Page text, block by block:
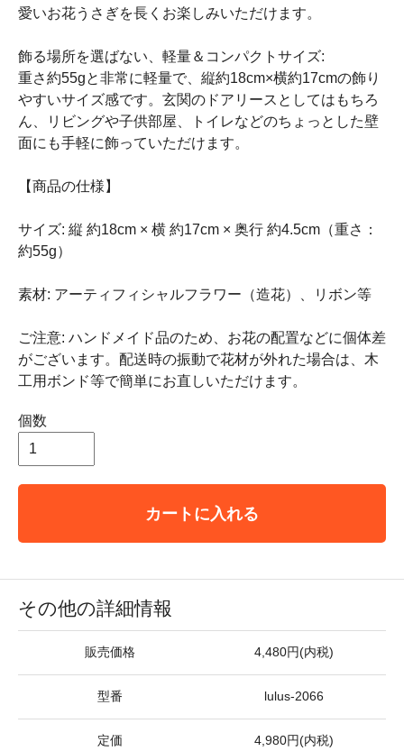
愛いお花うさぎを長くお楽しみいただけます。
飾る場所を選ばない、軽量＆コンパクトサイズ:
重さ約55gと非常に軽量で、縦約18cm×横約17cmの飾り
やすいサイズ感です。玄関のドアリースとしてはもちろ
ん、リビングや子供部屋、トイレなどのちょっとした壁
面にも手軽に飾っていただけます。
【商品の仕様】
サイズ: 縦 約18cm × 横 約17cm × 奥行 約4.5cm（重さ：
約55g）
素材: アーティフィシャルフラワー（造花）、リボン等
ご注意: ハンドメイド品のため、お花の配置などに個体差
がございます。配送時の振動で花材が外れた場合は、木
工用ボンド等で簡単にお直しいただけます。
個数
カートに入れる
その他の詳細情報
販売価格 4,480円(内税)
型番 lulus-2066
定価 4,980円(内税)